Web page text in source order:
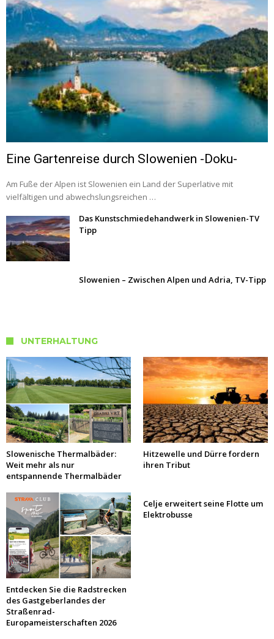
Eine Gartenreise durch Slowenien -Doku-
Am Fuße der Alpen ist Slowenien ein Land der Superlative mit
vielfältigen und abwechslungsreichen …
Das Kunstschmiedehandwerk in Slowenien-TV
Tipp
Slowenien – Zwischen Alpen und Adria, TV-Tipp
UNTERHALTUNG
Slowenische Thermalbäder:
Weit mehr als nur
entspannende Thermalbäder
Hitzewelle und Dürre fordern
ihren Tribut
Entdecken Sie die Radstrecken
des Gastgeberlandes der
Straßenrad-
Europameisterschaften 2026
Celje erweitert seine Flotte um
Elektrobusse